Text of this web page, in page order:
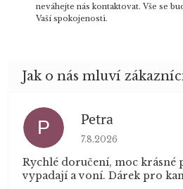
neváhejte nás kontaktovat. Vše se
Vaší spokojenosti.
P Petra
Hodnocení
7.8.2026
Rychlé doručení, moc krásné
vypadají a voní. Dárek pro